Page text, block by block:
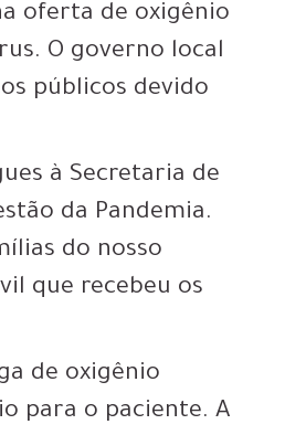
oferta de oxigênio
O governo local
públicos devido
à Secretaria de
da Pandemia.
do nosso
que recebeu os
de oxigênio
para o paciente. A